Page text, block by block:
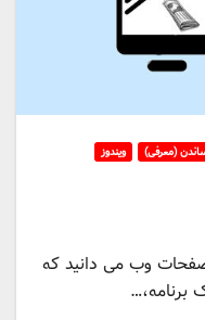
(معرفی) ویندوز
وب می دانید که